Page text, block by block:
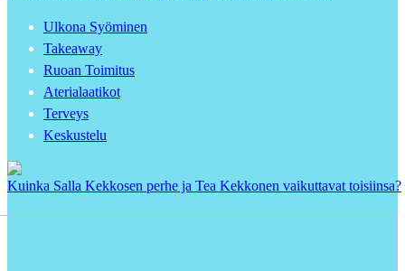
Ulkona Syöminen
Takeaway
Ruoan Toimitus
Aterialaatikot
Terveys
Keskustelu
Kuinka Salla Kekkosen perhe ja Tea Kekkonen vaikuttavat toisiinsa?